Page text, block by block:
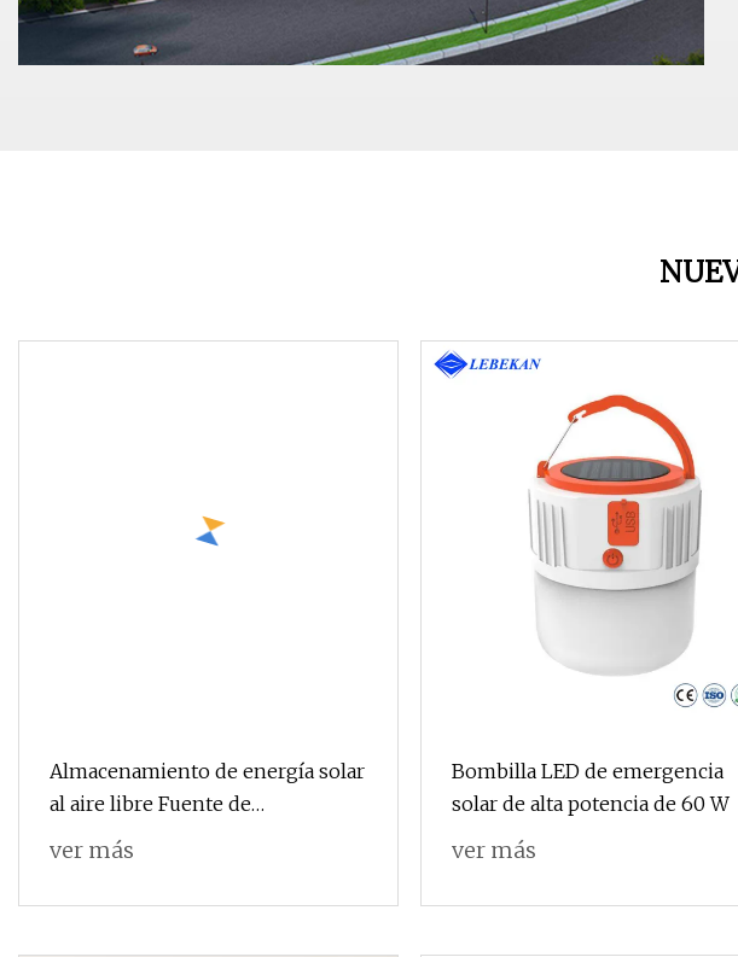
Almacenamiento de energía solar
al aire libre Fuente de
alimentación Central eléctrica
remoto 80ah / 135ah con
ver más
Bombilla LED de emergencia
solar de alta potencia de 60 W
ver más